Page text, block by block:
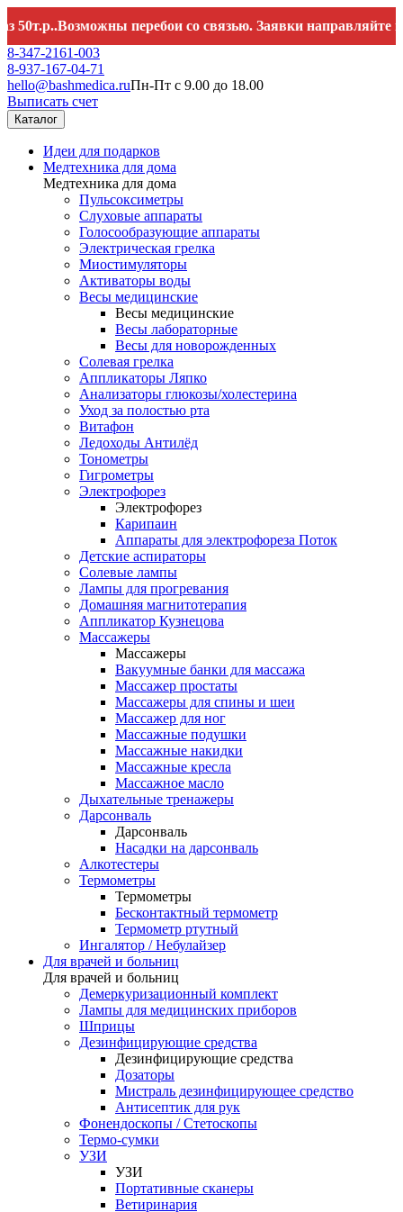
перебои со связью. Заявки направляйте на
8-347-2161-003
8-937-167-04-71
hello@bashmedica.ruПн-Пт с 9.00 до 18.00
Выписать счет
Каталог
Идеи для подарков
Медтехника для дома
Медтехника для дома
Пульсоксиметры
Слуховые аппараты
Голосообразующие аппараты
Электрическая грелка
Миостимуляторы
Активаторы воды
Весы медицинские
Весы медицинские
Весы лабораторные
Весы для новорожденных
Солевая грелка
Аппликаторы Ляпко
Анализаторы глюкозы/холестерина
Уход за полостью рта
Витафон
Ледоходы Антилёд
Тонометры
Гигрометры
Электрофорез
Электрофорез
Карипаин
Аппараты для электрофореза Поток
Детские аспираторы
Солевые лампы
Лампы для прогревания
Домашняя магнитотерапия
Аппликатор Кузнецова
Массажеры
Массажеры
Вакуумные банки для массажа
Массажер простаты
Массажеры для спины и шеи
Массажер для ног
Массажные подушки
Массажные накидки
Массажные кресла
Массажное масло
Дыхательные тренажеры
Дарсонваль
Дарсонваль
Насадки на дарсонваль
Алкотестеры
Термометры
Термометры
Бесконтактный термометр
Термометр ртутный
Ингалятор / Небулайзер
Для врачей и больниц
Для врачей и больниц
Демеркуризационный комплект
Лампы для медицинских приборов
Шприцы
Дезинфицирующие средства
Дезинфицирующие средства
Дозаторы
Мистраль дезинфицирующее средство
Антисептик для рук
Фонендоскопы / Стетоскопы
Термо-сумки
УЗИ
УЗИ
Портативные сканеры
Ветиринария